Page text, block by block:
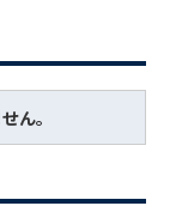
ん。